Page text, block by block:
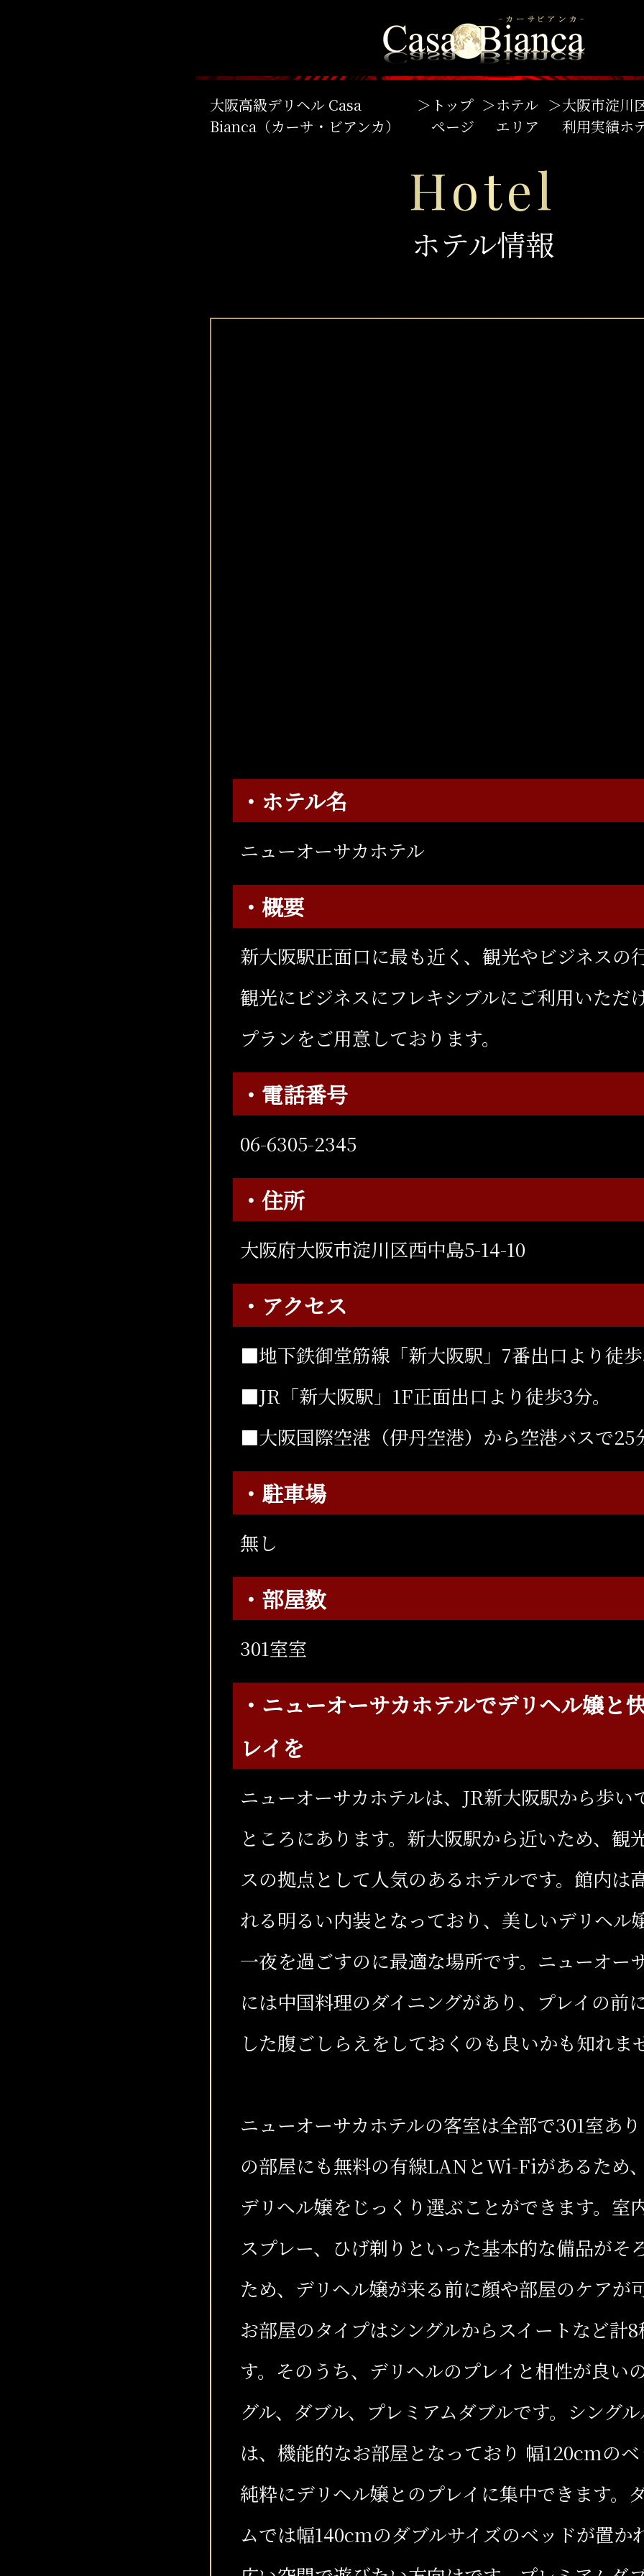
大阪高級デリヘル Casa
Bianca（カーサ・ビアンカ）
＞ トップ
ページ
＞ホテル
エリア
＞大阪市淀川
利用実績ホ
Hotel
ホテル情報
・ホテル名
ニューオーサカホテル
・概要
新大阪駅正面口に最も近く、観光やビジネスの
観光にビジネスにフレキシブルにご利用いただ
プランをご用意しております。
・電話番号
06-6305-2345
・住所
大阪府大阪市淀川区西中島5-14-10
・アクセス
■地下鉄御堂筋線「新大阪駅」7番出口より徒
■JR「新大阪駅」1F正面出口より徒歩3分。
■大阪国際空港（伊丹空港）から空港バスで25
・駐車場
無し
・部屋数
301室室
・ニューオーサカホテルでデリヘル嬢と
レイを
ニューオーサカホテルは、JR新大阪駅から歩い
ところにあります。新大阪駅から近いため、観
スの拠点として人気のあるホテルです。館内は
れる明るい内装となっており、美しいデリヘル
一夜を過ごすのに最適な場所です。ニューオー
には中国料理のダイニングがあり、プレイの前
した腹ごしらえをしておくのも良いかも知れま
ニューオーサカホテルの客室は全部で301室あ
の部屋にも無料の有線LANとWi-Fiがあるため
デリヘル嬢をじっくり選ぶことができます。室
スプレー、ひげ剃りといった基本的な備品がそ
ため、デリヘル嬢が来る前に顔や部屋のケアが
お部屋のタイプはシングルからスイートなど計
す。そのうち、デリヘルのプレイと相性が良い
グル、ダブル、プレミアムダブルです。シング
は、機能的なお部屋となっており 幅120cmの
純粋にデリヘル嬢とのプレイに集中できます。
ムでは幅140cmのダブルサイズのベッドが置か